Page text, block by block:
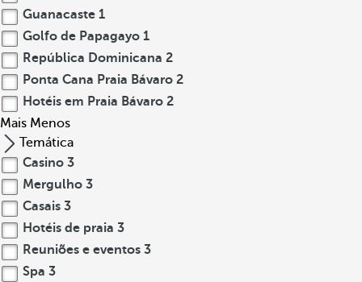
Guanacaste 1
Golfo de Papagayo 1
República Dominicana 2
Ponta Cana Praia Bávaro 2
Hotéis em Praia Bávaro 2
Mais Menos
Temática
Casino 3
Mergulho 3
Casais 3
Hotéis de praia 3
Reuniões e eventos 3
Spa 3